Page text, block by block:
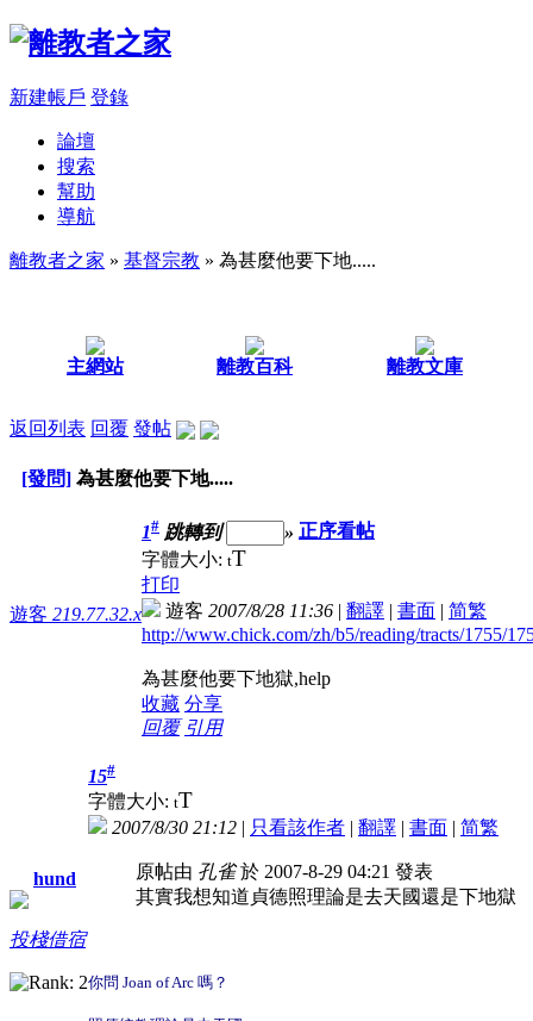
新建帳戶 登錄
論壇
搜索
幫助
導航
離教者之家 » 基督宗教 » 為甚麼他要下地.....
主網站 離教百科 離教文庫
返回列表 回覆 發帖
[發問] 為甚麼他要下地.....
遊客 219.77.32.x
1# 跳轉到 » 正序看帖
字體大小: tT
打印
遊客 2007/8/28 11:36 | 翻譯 | 書面 | 简繁
http://www.chick.com/zh/b5/reading/tracts/1755/
為甚麼他要下地獄,help
收藏 分享
回覆 引用
hund
投棧借宿
15#
字體大小: tT
2007/8/30 21:12 | 只看該作者 | 翻譯 | 書面 | 简繁
原帖由 孔雀於 2007-8-29 04:21 發表
其實我想知道貞德照理論是去天國還是下地獄
你問 Joan of Arc 嗎？